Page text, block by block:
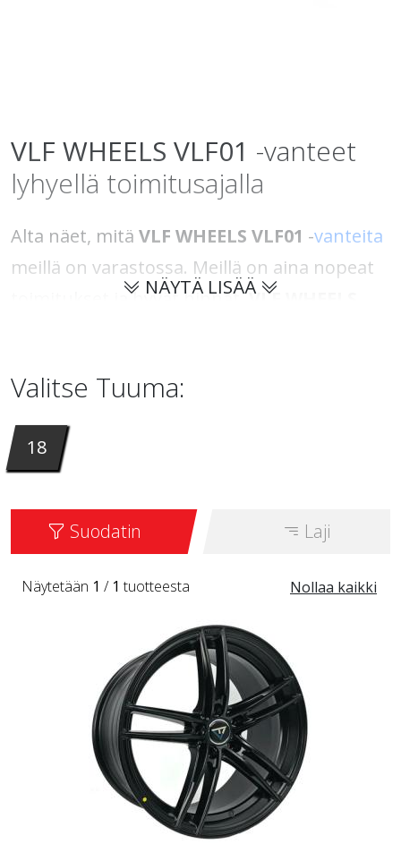
VLF WHEELS VLF01 -vanteet
lyhyellä toimitusajalla
Alta näet, mitä VLF WHEELS VLF01 -vanteita
meillä on varastossa. Meillä on aina nopeat
toimitukset ja hyvät hinnat. VLF WHEELS
BLACK.
NÄYTÄ LISÄÄ
Valitse Tuuma:
18
Suodatin Laji
Nollaa kaikki
Näytetään 1 / 1 tuotteesta